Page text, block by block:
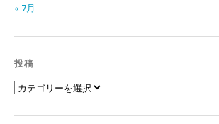
« 7月
投稿
投
稿